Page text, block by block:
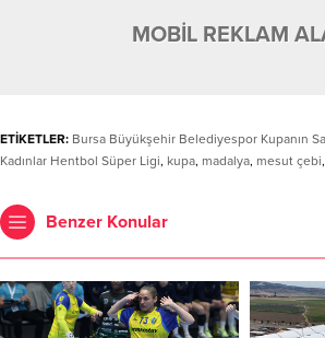
MOBİL REKLAM
ETİKETLER: Bursa Büyükşehir Belediyespor Kupanın
Kadınlar Hentbol Süper Ligi, kupa, madalya, mesut çebi,
Benzer Konular